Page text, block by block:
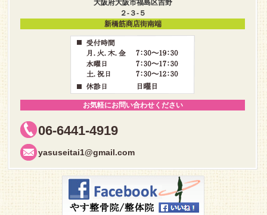
大阪府大阪市福島区吉野
２-３-５
新橋筋商店街南端
お気軽にお問い合わせください
06-6441-4919
yasuseitai1@gmail.com